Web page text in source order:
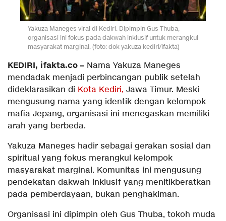
Yakuza Maneges viral di Kediri. Dipimpin Gus Thuba,
organisasi ini fokus pada dakwah inklusif untuk merangkul
masyarakat marginal. (foto: dok yakuza kediri/ifakta)
KEDIRI, ifakta.co – Nama Yakuza Maneges
mendadak menjadi perbincangan publik setelah
dideklarasikan di Kota Kediri, Jawa Timur. Meski
mengusung nama yang identik dengan kelompok
mafia Jepang, organisasi ini menegaskan memiliki
arah yang berbeda.
Yakuza Maneges hadir sebagai gerakan sosial dan
spiritual yang fokus merangkul kelompok
masyarakat marginal. Komunitas ini mengusung
pendekatan dakwah inklusif yang menitikberatkan
pada pemberdayaan, bukan penghakiman.
Organisasi ini dipimpin oleh Gus Thuba, tokoh muda